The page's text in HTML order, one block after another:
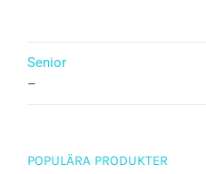
Senior
–
POPULÄRA PRODUKTER